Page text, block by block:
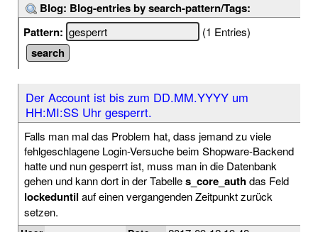
Blog: Blog-entries by search-pattern/Tags:
Pattern:
(1 Entries)
Der Account ist bis zum DD.MM.YYYY um
HH:MI:SS Uhr gesperrt.
Falls man mal das Problem hat, dass jemand zu viele
fehlgeschlagene Login-Versuche beim Shopware-Backend
hatte und nun gesperrt ist, muss man in die Datenbank
gehen und kann dort in der Tabelles_core_authdas Feld
lockeduntil auf einen vergangenden Zeitpunkt zurück
setzen.